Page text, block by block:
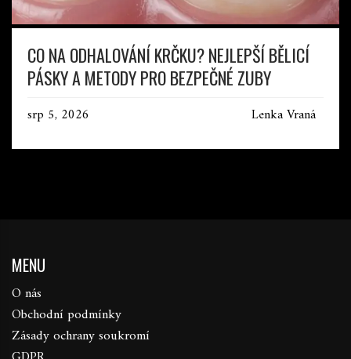
CO NA ODHALOVÁNÍ KRČKU? NEJLEPŠÍ BĚLICÍ
PÁSKY A METODY PRO BEZPEČNÉ ZUBY
srp 5, 2026 Lenka Vraná
MENU
O nás
Obchodní podmínky
Zásady ochrany soukromí